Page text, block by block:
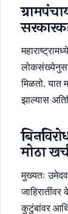
मिळतो. यात
झाल्यास
मोठा
मुख्यतः
कुटुंबांवर